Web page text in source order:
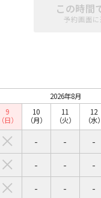
この時間
予約画面に
2026年8月
9
（日）
10
（月）
11
（火）
12
（水）
- - -
- - -
- - -
ラリー
本木グランドコンファレ
木
芝公園エリア
園
門タワー
留
京汐留コンファレンスセ
田ガーデン
ア
シアター
明コンファレンスセンター
田空港
了時間から選ぶ